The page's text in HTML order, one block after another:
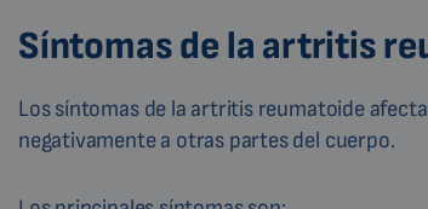
Síntomas de la artritis
Los síntomas de la artritis reumatoide
negativamente a otras partes del cuerpo.